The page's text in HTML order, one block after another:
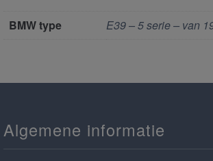
BMW type E39 – 5 serie – van
Algemene informatie